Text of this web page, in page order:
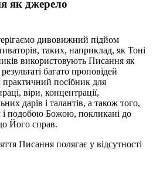
як джерело
дивовижний підйом
таких, наприклад, як Тоні
використовують Писання як
багато проповідей
практичний посібник для
віри, концентрації,
дарів і талантів, а також того,
і подобою Божою, покликані до
Його справ.
Писання полягає у відсутності